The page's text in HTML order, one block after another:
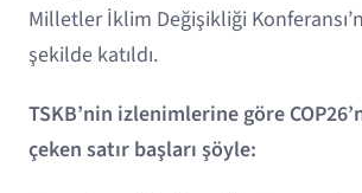
Milletler İklim Değişikliği
şekilde katıldı.
TSKB’nin izlenimlerine göre
çeken satır başları şöyle: